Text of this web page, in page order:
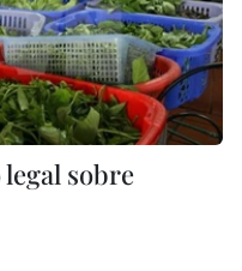
sobre